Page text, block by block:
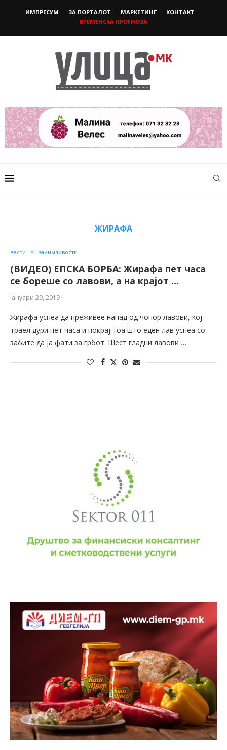
ИМПРЕСУМ ЗА ПОРТАЛОТ МАРКЕТИНГ
КОНТАКТ
ВРЕМЕНСКА ПРОГНОЗА
ЖИРАФА
вести занимливости
(ВИДЕО) ЕПСКА БОРБА: Жирафа пет часа
се бореше со лавови, а на крајот …
јануари 29, 2019
Жирафа успеа да преживее напад од чопор лавови, кој
траел дури пет часа и покрај тоа што еден лав успеа со
забите да ја фати за грбот. Шест гладни лавови …